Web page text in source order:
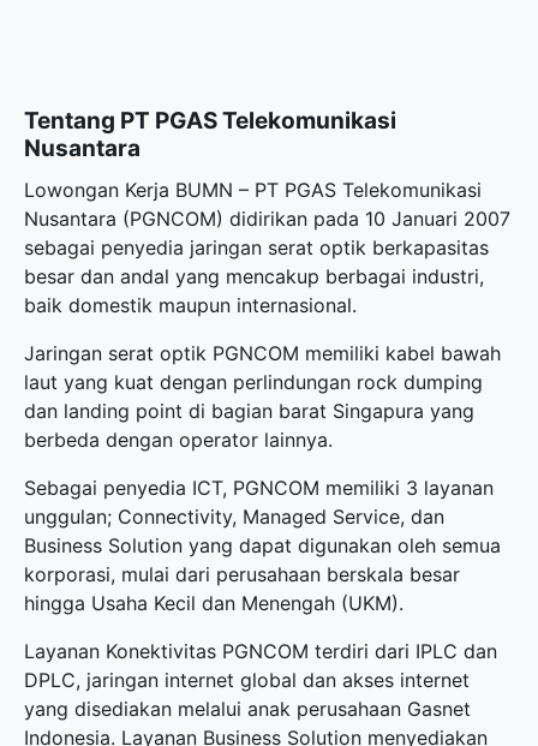
Tentang PT PGAS Telekomunikasi
Nusantara
Lowongan Kerja BUMN – PT PGAS Telekomunikasi
Nusantara (PGNCOM) didirikan pada 10 Januari 2007
sebagai penyedia jaringan serat optik berkapasitas
besar dan andal yang mencakup berbagai industri,
baik domestik maupun internasional.
Jaringan serat optik PGNCOM memiliki kabel bawah
laut yang kuat dengan perlindungan rock dumping
dan landing point di bagian barat Singapura yang
berbeda dengan operator lainnya.
Sebagai penyedia ICT, PGNCOM memiliki 3 layanan
unggulan; Connectivity, Managed Service, dan
Business Solution yang dapat digunakan oleh semua
korporasi, mulai dari perusahaan berskala besar
hingga Usaha Kecil dan Menengah (UKM).
Layanan Konektivitas PGNCOM terdiri dari IPLC dan
DPLC, jaringan internet global dan akses internet
yang disediakan melalui anak perusahaan Gasnet
Indonesia. Layanan Business Solution menyediakan